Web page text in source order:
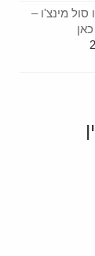
סול מינצ'ו –